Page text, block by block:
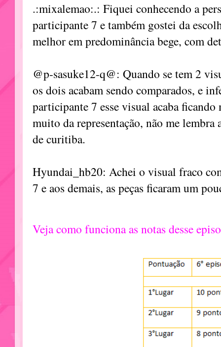
.:mixalemao:.: Fiquei conhecendo a
participante 7 e também gostei da
melhor em predominância bege, com
@p-sasuke12-q@: Quando se tem 2
os dois acabam sendo comparados, e
participante 7 esse visual acaba
muito da representação, não me
de curitiba.
Hyundai_hb20: Achei o visual fraco
7 e aos demais, as peças ficaram um
Veja como funciona as notas desse